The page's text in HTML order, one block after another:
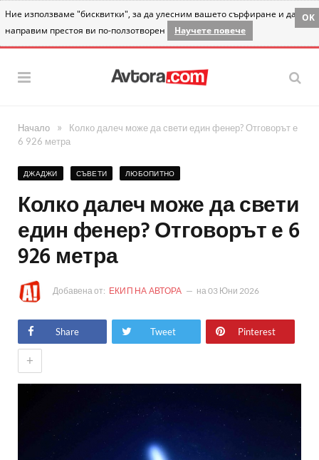
Ние използваме "бисквитки", за да улесним вашето сърфиране и да
направим престоя ви по-ползотворен
Научете повече
OK
Начало »
Колко далеч може да свети един фенер? Отговорът е
6 926 метра
ДЖАДЖИ СЪВЕТИ ЛЮБОПИТНО
Колко далеч може да свети
един фенер? Отговорът е 6
926 метра
Добавена от: ЕКИП НА АВТОРА на 03 Юни 2026
Share Tweet Pinterest
+